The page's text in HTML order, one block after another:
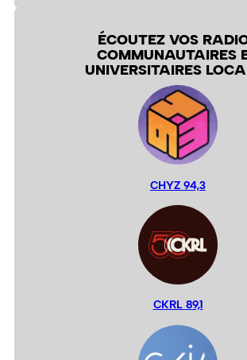
ÉCOUTEZ VOS
COMMUNAUTAIRES
UNIVERSITAIRES
CHYZ 94,3
CKRL 89,1